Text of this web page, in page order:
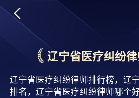
辽宁省医疗纠纷
辽宁省医疗纠纷律师排行榜，辽
排名，辽宁省医疗纠纷律师哪个